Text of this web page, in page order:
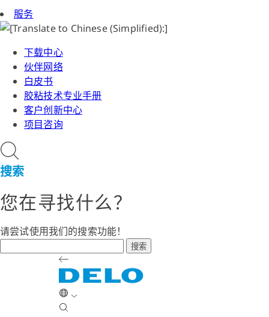
服务
下载中心
伙伴网络
白皮书
胶粘技术专业手册
客户创新中心
项目咨询
搜索
您在寻找什么？
请尝试使用我们的搜索功能！
搜索